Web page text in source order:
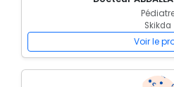
Skikda
Voir le